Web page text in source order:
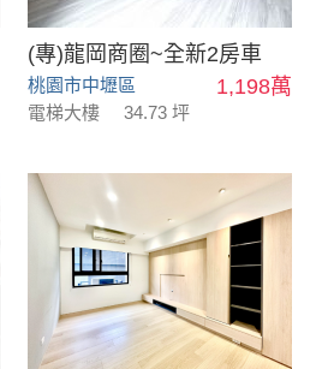
(專)龍岡商圈~全新2房車
桃園市中壢區 1,198萬
電梯大樓 34.73 坪